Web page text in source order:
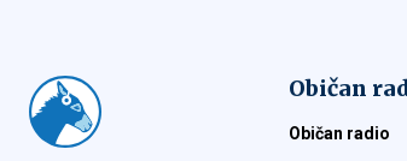
Običan
Običan radio